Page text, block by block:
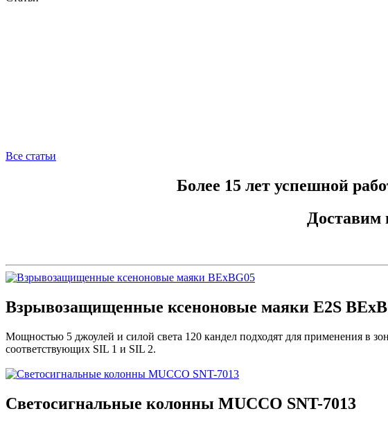
Все статьи
Более 15 лет успешной
Доставим
Взрывозащищенные ксеноновые маяки E2S
Мощностью 5 джоулей и силой света 120 кандел подходят для применения в
соответствующих SIL 1 и SIL 2.
Светосигнальные колонны MUCCO SNT-7013